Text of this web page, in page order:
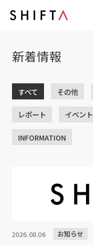
新着情報
すべて その他
レポート イベント
INFORMATION
2026.08.06 お知らせ